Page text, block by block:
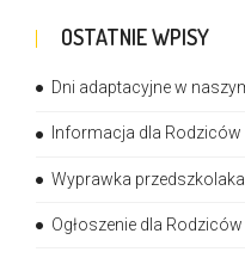
OSTATNIE WPISY
Dni adaptacyjne w
Informacja dla
Wyprawka
Ogłoszenie dla Rodziców